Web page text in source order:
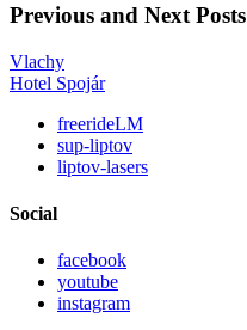
Previous and Next Posts
Vlachy
Hotel Spojár
freerideLM
sup-liptov
liptov-lasers
Social
facebook
youtube
instagram